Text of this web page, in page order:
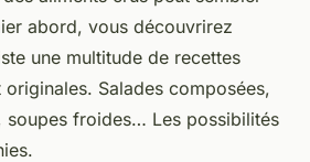
abord, vous découvrirez
une multitude de recettes
Salades composées,
soupes froides… Les possibilités